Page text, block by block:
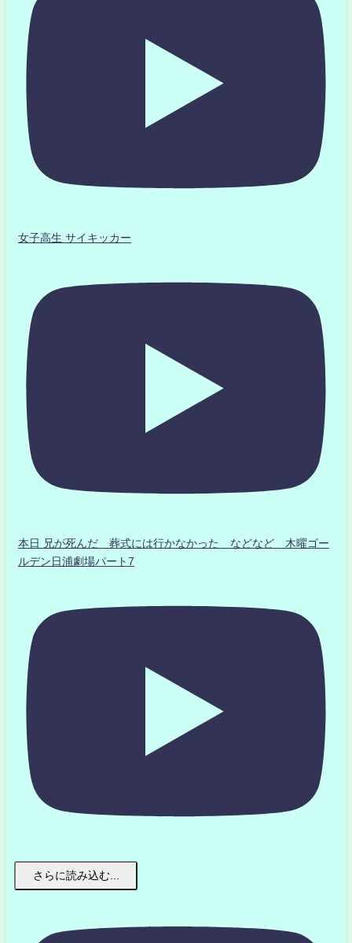
女子高生 サイキッカー
本日 兄が死んだ 葬式には行かなかった などなど 木曜ゴー
ルデン日浦劇場パート7
さらに読み込む...